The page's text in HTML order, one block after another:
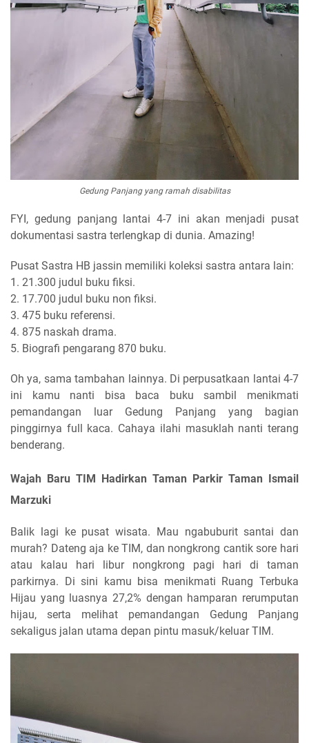
Gedung Panjang yang ramah disabilitas
FYI, gedung panjang lantai 4-7 ini akan menjadi pusat
dokumentasi sastra terlengkap di dunia. Amazing!
Pusat Sastra HB jassin memiliki koleksi sastra antara lain:
1. 21.300 judul buku fiksi.
2. 17.700 judul buku non fiksi.
3. 475 buku referensi.
4. 875 naskah drama.
5. Biografi pengarang 870 buku.
Oh ya, sama tambahan lainnya. Di perpusatkaan lantai 4-7
ini kamu nanti bisa baca buku sambil menikmati
pemandangan luar Gedung Panjang yang bagian
pinggirnya full kaca. Cahaya ilahi masuklah nanti terang
benderang.
Wajah Baru TIM Hadirkan Taman Parkir Taman Ismail
Marzuki
Balik lagi ke pusat wisata. Mau ngabuburit santai dan
murah? Dateng aja ke TIM, dan nongkrong cantik sore hari
atau kalau hari libur nongkrong pagi hari di taman
parkirnya. Di sini kamu bisa menikmati Ruang Terbuka
Hijau yang luasnya 27,2% dengan hamparan rerumputan
hijau, serta melihat pemandangan Gedung Panjang
sekaligus jalan utama depan pintu masuk/keluar TIM.